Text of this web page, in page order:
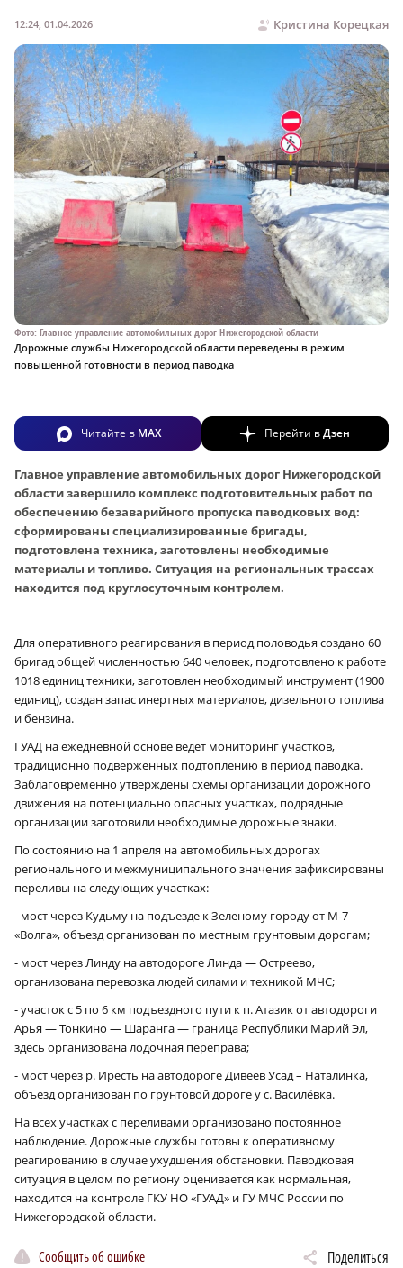
Кристина Корецкая
12:24, 01.04.2026
Фото: Главное управление автомобильных дорог Нижегородской области
Дорожные службы Нижегородской области переведены в режим
повышенной готовности в период паводка
Читайте в MAX Перейти вДзен
Главное управление автомобильных дорог Нижегородской
области завершило комплекс подготовительных работ по
обеспечению безаварийного пропуска паводковых вод:
сформированы специализированные бригады,
подготовлена техника, заготовлены необходимые
материалы и топливо. Ситуация на региональных трассах
находится под круглосуточным контролем.
Для оперативного реагирования в период половодья создано 60
бригад общей численностью 640 человек, подготовлено к работе
1018 единиц техники, заготовлен необходимый инструмент (1900
единиц), создан запас инертных материалов, дизельного топлива
и бензина.
ГУАД на ежедневной основе ведет мониторинг участков,
традиционно подверженных подтоплению в период паводка.
Заблаговременно утверждены схемы организации дорожного
движения на потенциально опасных участках, подрядные
организации заготовили необходимые дорожные знаки.
По состоянию на 1 апреля на автомобильных дорогах
регионального и межмуниципального значения зафиксированы
переливы на следующих участках:
- мост через Кудьму на подъезде к Зеленому городу от М‑7
«Волга», объезд организован по местным грунтовым дорогам;
- мост через Линду на автодороге Линда — Остреево,
организована перевозка людей силами и техникой МЧС;
- участок с 5 по 6 км подъездного пути к п. Атазик от автодороги
Арья — Тонкино — Шаранга — граница Республики Марий Эл,
здесь организована лодочная переправа;
- мост через р. Иресть на автодороге Дивеев Усад – Наталинка,
объезд организован по грунтовой дороге у с. Василёвка.
На всех участках с переливами организовано постоянное
наблюдение. Дорожные службы готовы к оперативному
реагированию в случае ухудшения обстановки. Паводковая
ситуация в целом по региону оценивается как нормальная,
находится на контроле ГКУ НО «ГУАД» и ГУ МЧС России по
Нижегородской области.
Сообщить об ошибке Поделиться